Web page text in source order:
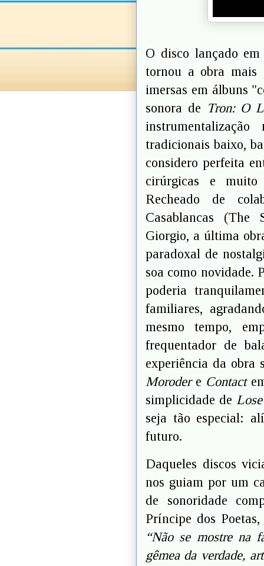
O disco lançado
tornou a obra mais
imersas em álbuns
sonora de Tron: O
tradicionais baixo,
considero perfeita
cirúrgicas e muito
Recheado de
Casablancas
Giorgio, a última
paradoxal de
soa como novidade.
poderia
familiares,
mesmo tempo,
frequentador de
experiência da obra
Morodere Contact
simplicidade de
seja tão especial:
futuro.
Daqueles discos
nos guiam por um
de sonoridade
Príncipe dos
“Não se mostre na
gêmea da verdade,